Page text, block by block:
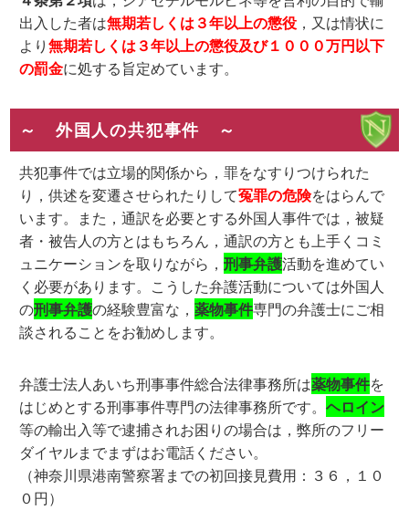
出入した者は無期若しくは３年以上の懲役 ，又は情状に
より無期若しくは３年以上の懲役及び１０００万円以下
の罰金に処する旨定めています。
～ 外国人の共犯事件 ～
共犯事件では立場的関係から，罪をなすりつけられた
り，供述を変遷させられたりして冤罪の危険をはらんで
います。また，通訳を必要とする外国人事件では，被疑
者・被告人の方とはもちろん，通訳の方とも上手くコミ
ュニケーションを取りながら，刑事弁護活動を進めてい
く必要があります。こうした弁護活動については外国人
の刑事弁護の経験豊富な，薬物事件専門の弁護士にご相
談されることをお勧めします。
弁護士法人あいち刑事事件総合法律事務所は薬物事件を
はじめとする刑事事件専門の法律事務所です。ヘロイン
等の輸出入等で逮捕されお困りの場合は，弊所のフリー
ダイヤルまでまずはお電話ください。
（神奈川県港南警察署までの初回接見費用：３６，１０
０円）